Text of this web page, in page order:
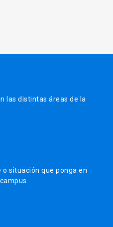
las distintas áreas de la
situación que ponga en